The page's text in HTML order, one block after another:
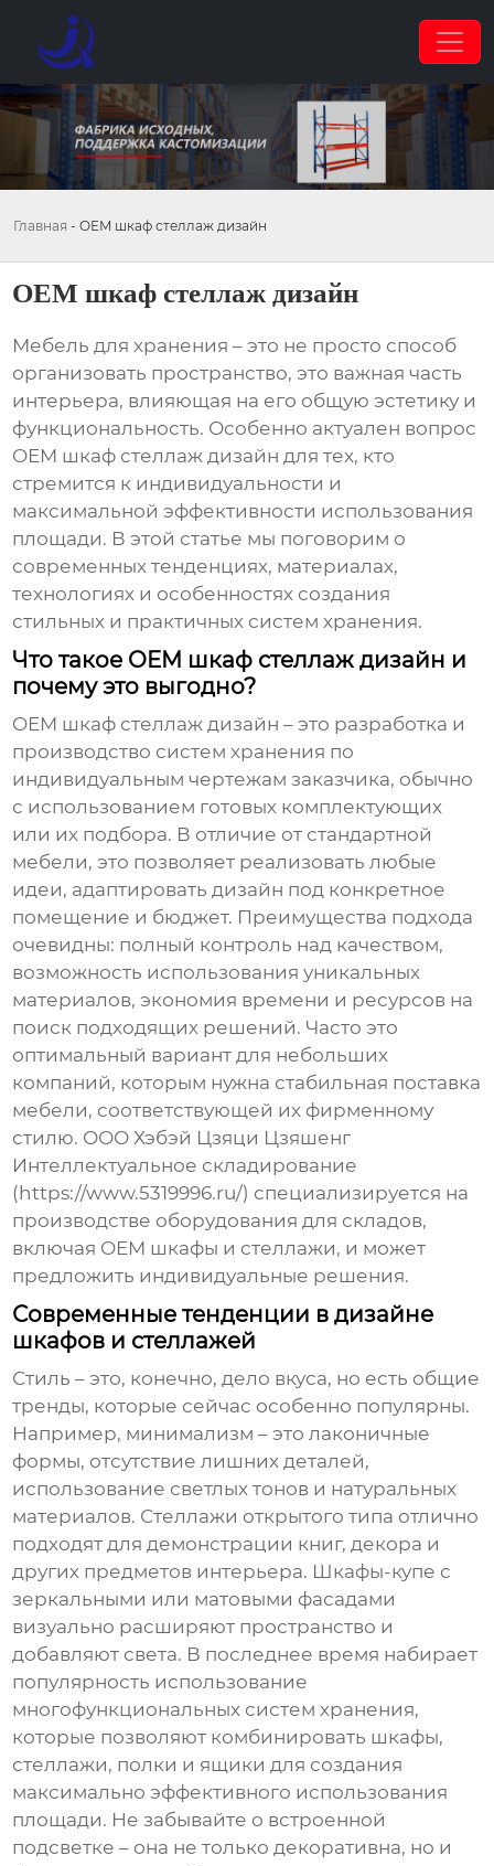
Главная - OEM шкаф стеллаж дизайн
OEM шкаф стеллаж дизайн
Мебель для хранения – это не просто способ
организовать пространство, это важная часть
интерьера, влияющая на его общую эстетику и
функциональность. Особенно актуален вопрос
OEM шкаф стеллаж дизайн для тех, кто
стремится к индивидуальности и
максимальной эффективности использования
площади. В этой статье мы поговорим о
современных тенденциях, материалах,
технологиях и особенностях создания
стильных и практичных систем хранения.
Что такое OEM шкаф стеллаж дизайн и
почему это выгодно?
OEM шкаф стеллаж дизайн – это разработка и
производство систем хранения по
индивидуальным чертежам заказчика, обычно
с использованием готовых комплектующих
или их подбора. В отличие от стандартной
мебели, это позволяет реализовать любые
идеи, адаптировать дизайн под конкретное
помещение и бюджет. Преимущества подхода
очевидны: полный контроль над качеством,
возможность использования уникальных
материалов, экономия времени и ресурсов на
поиск подходящих решений. Часто это
оптимальный вариант для небольших
компаний, которым нужна стабильная поставка
мебели, соответствующей их фирменному
стилю. ООО Хэбэй Цзяци Цзяшенг
Интеллектуальное складирование
(https://www.5319996.ru/) специализируется на
производстве оборудования для складов,
включая OEM шкафы и стеллажи, и может
предложить индивидуальные решения.
Современные тенденции в дизайне
шкафов и стеллажей
Стиль – это, конечно, дело вкуса, но есть общие
тренды, которые сейчас особенно популярны.
Например, минимализм – это лаконичные
формы, отсутствие лишних деталей,
использование светлых тонов и натуральных
материалов. Стеллажи открытого типа отлично
подходят для демонстрации книг, декора и
других предметов интерьера. Шкафы-купе с
зеркальными или матовыми фасадами
визуально расширяют пространство и
добавляют света. В последнее время набирает
популярность использование
многофункциональных систем хранения,
которые позволяют комбинировать шкафы,
стеллажи, полки и ящики для создания
максимально эффективного использования
площади. Не забывайте о встроенной
подсветке – она не только декоративна, но и